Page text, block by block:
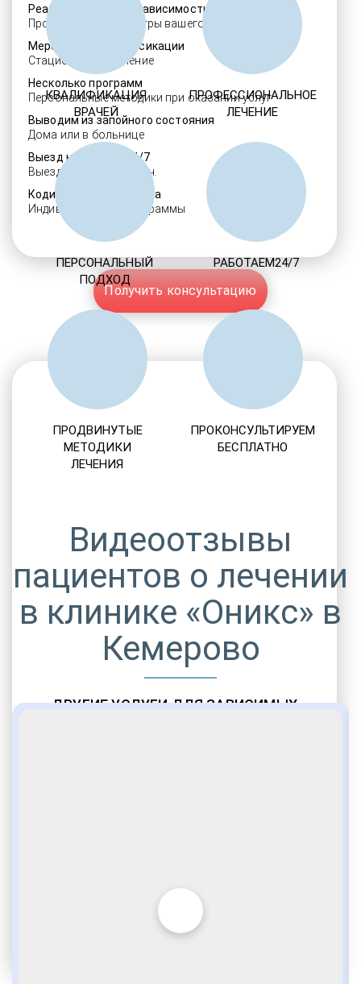
Реабилитация алкозависимости
Проверенные ребцентры вашего региона
Мероприятия детоксикации
Стационарное лечение
Несколько программ
Персональные методики при оказании услуг
Выводим из запойного состояния
Дома или в больнице
Выезд нарколога 24/7
Выезд в течение 30 мин.
Кодировка алкоголизма
Индивидуальные программы
Получить консультацию
ДРУГИЕ УСЛУГИ ДЛЯ ЗАВИСИМЫХ
КВАЛИФИКАЦИЯ
ВРАЧЕЙ
ПРОФЕССИОНАЛЬНОЕ
ЛЕЧЕНИЕ
ПЕРСОНАЛЬНЫЙ
ПОДХОД
РАБОТАЕМ24/7
ПРОДВИНУТЫЕ
МЕТОДИКИ
ЛЕЧЕНИЯ
ПРОКОНСУЛЬТИРУЕМ
БЕСПЛАТНО
Видеоотзывы
пациентов о лечении
в клинике «Оникс» в
Кемерово